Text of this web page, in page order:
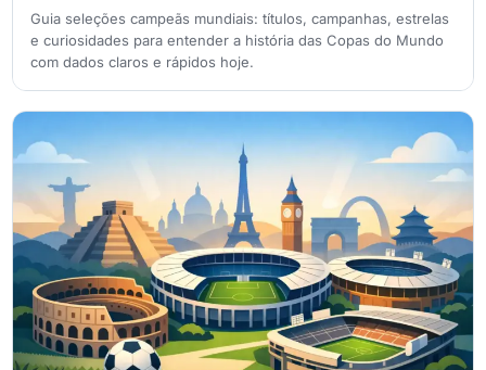
Guia seleções campeãs mundiais: títulos, campanhas, estrelas
e curiosidades para entender a história das Copas do Mundo
com dados claros e rápidos hoje.